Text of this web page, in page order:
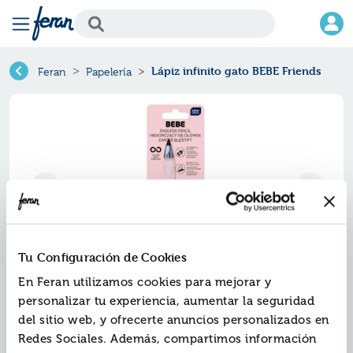
Tu Configuración de Cookies
En Feran utilizamos cookies para mejorar y
personalizar tu experiencia, aumentar la seguridad
del sitio web, y ofrecerte anuncios personalizados en
Redes Sociales. Además, compartimos información
Feran Papelería Lápiz infinito gato BEBE Friends
Lápiz infinito gato bebe friends
Ref.YBB-364951B
EAN13:2000000236278